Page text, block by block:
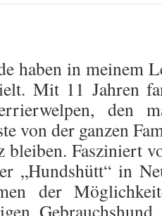
haben in meinem
Mit 11 Jahren
den
von der ganzen
bleiben. Fasziniert
„Hundshütt“ in
der